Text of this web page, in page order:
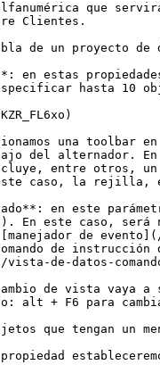
que
Clientes.
de un proyecto
en estas
hasta 10
una toolbar
del alternador.
entre otros,
caso, la rejilla,
en este
En este caso,
[manejador de
de
de-datos-
de vista vaya
alt + F6 para
que tengan un